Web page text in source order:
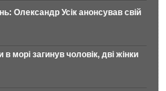
Олександр Усік анонсував свій
морі загинув чоловік, дві жінки